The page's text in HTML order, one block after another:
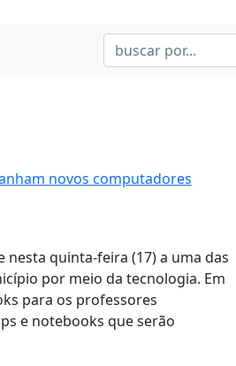
novos computadores
quinta-feira (17) a uma das
por meio da tecnologia. Em
para os professores
e notebooks que serão